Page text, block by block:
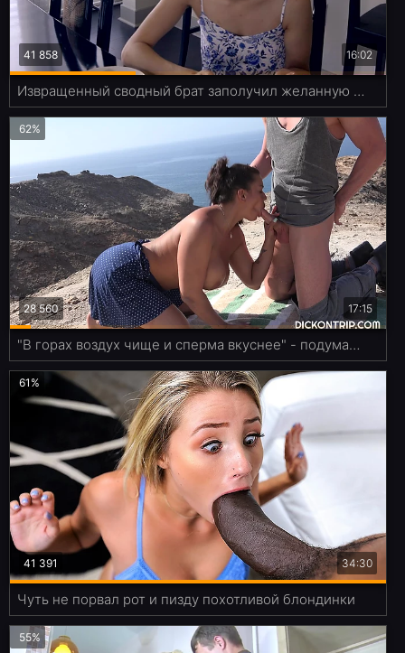
16:02
41 858
Извращенный сводный брат заполучил желанную пиздёнку сестры
17:15
62%
28 560
"В горах воздух чище и сперма вкуснее" - подумала пышка, взяв в рот хуй
34:30
61%
41 391
Чуть не порвал рот и пизду похотливой блондинки
55%